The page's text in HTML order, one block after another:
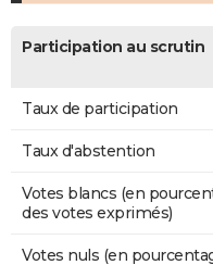
Participation au scrutin
Taux de participation
Taux d'abstention
Votes blancs (en
des votes exprimés)
Votes nuls (en